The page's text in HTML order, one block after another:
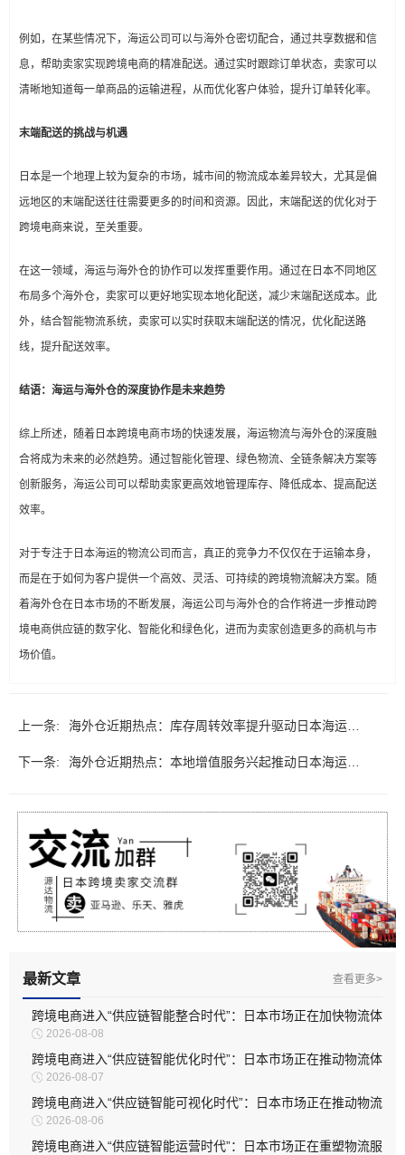
例如，在某些情况下，海运公司可以与海外仓密切配合，通过共享数据和信
息，帮助卖家实现跨境电商的精准配送。通过实时跟踪订单状态，卖家可以
清晰地知道每一单商品的运输进程，从而优化客户体验，提升订单转化率。
末端配送的挑战与机遇
日本是一个地理上较为复杂的市场，城市间的物流成本差异较大，尤其是偏
远地区的末端配送往往需要更多的时间和资源。因此，末端配送的优化对于
跨境电商来说，至关重要。
在这一领域，海运与海外仓的协作可以发挥重要作用。通过在日本不同地区
布局多个海外仓，卖家可以更好地实现本地化配送，减少末端配送成本。此
外，结合智能物流系统，卖家可以实时获取末端配送的情况，优化配送路
线，提升配送效率。
结语：海运与海外仓的深度协作是未来趋势
综上所述，随着日本跨境电商市场的快速发展，海运物流与海外仓的深度融
合将成为未来的必然趋势。通过智能化管理、绿色物流、全链条解决方案等
创新服务，海运公司可以帮助卖家更高效地管理库存、降低成本、提高配送
效率。
对于专注于日本海运的物流公司而言，真正的竞争力不仅仅在于运输本身，
而是在于如何为客户提供一个高效、灵活、可持续的跨境物流解决方案。随
着海外仓在日本市场的不断发展，海运公司与海外仓的合作将进一步推动跨
境电商供应链的数字化、智能化和绿色化，进而为卖家创造更多的商机与市
场价值。
上一条: 海外仓近期热点：库存周转效率提升驱动日本海运新
升级
下一条: 海外仓近期热点：本地增值服务兴起推动日本海运新
最新文章 查看更多>
跨境电商进入“供应链智能整合时代”：日本市场正在加快物流体
系升级
2026-08-08
跨境电商进入“供应链智能优化时代”：日本市场正在推动物流体
系深度升级
2026-08-07
跨境电商进入“供应链智能可视化时代”：日本市场正在推动物流
管理全面升级
2026-08-06
跨境电商进入“供应链智能运营时代”：日本市场正在重塑物流服